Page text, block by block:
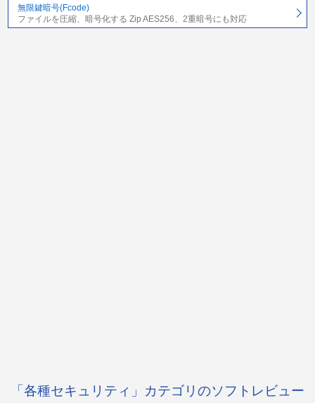
無限鍵暗号(Fcode)
ファイルを圧縮、暗号化する Zip AES256、2重暗号にも対応
「各種セキュリティ」カテゴリのソフトレビュー